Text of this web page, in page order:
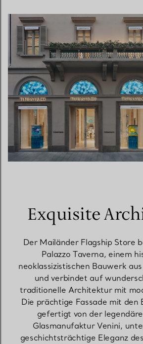
Exquisite
Der Mailänder Flagship Store
Palazzo Taverna, einem
neoklassizistischen Bauwerk
und verbindet auf
traditionelle Architektur mit
Die prächtige Fassade mit den
gefertigt von der
Glasmanufaktur Venini,
geschichtsträchtige Eleganz